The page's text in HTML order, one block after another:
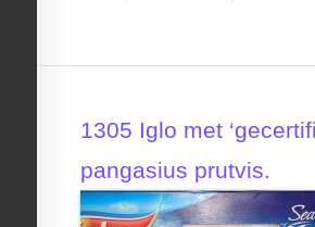
1305 Iglo met
pangasius prutvis.